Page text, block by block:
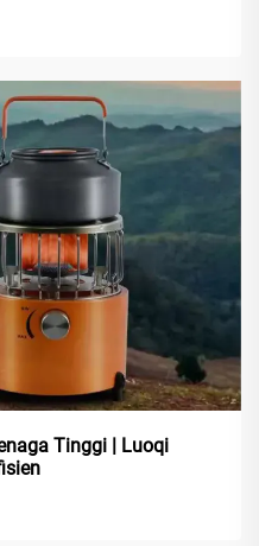
Tinggi | Luoqi